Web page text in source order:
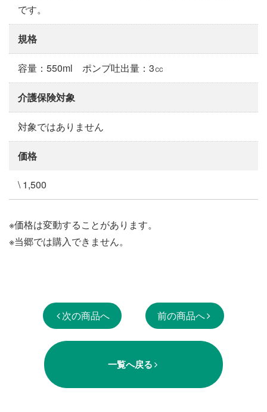
です。
規格
容量：550ml ポンプ吐出量：3㏄
介護保険対象
対象ではありません
価格
\ 1,500
※価格は変動することがあります。
※当郷では購入できません。
次の商品へ 前の商品へ
一覧へ戻る